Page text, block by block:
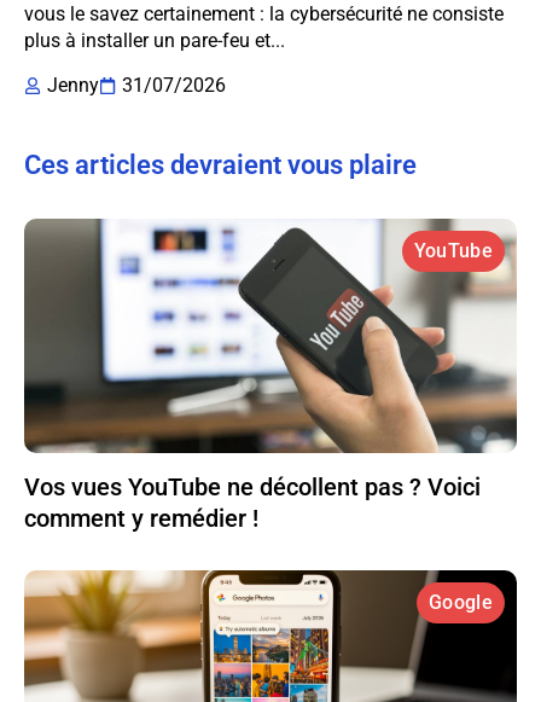
vous le savez certainement : la cybersécurité ne consiste
plus à installer un pare-feu et...
Jenny
31/07/2026
Ces articles devraient vous plaire
YouTube
Vos vues YouTube ne décollent pas ? Voici
comment y remédier !
Google